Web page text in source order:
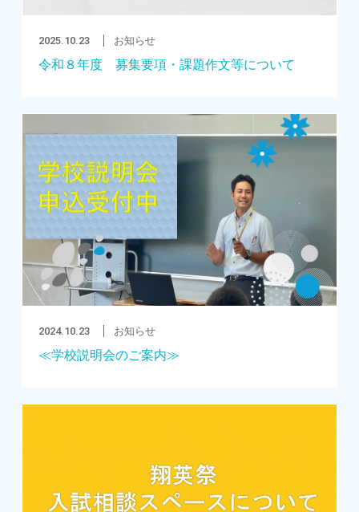
2025.10.23 お知らせ
令和８年度 募集要項・課題作文等について
2024.10.23 お知らせ
≪学校説明会のご案内≫